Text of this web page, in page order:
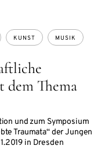
dem Thema
und zum Symposium
Traumata“ der Jungen
in Dresden
KUNST MUSIK